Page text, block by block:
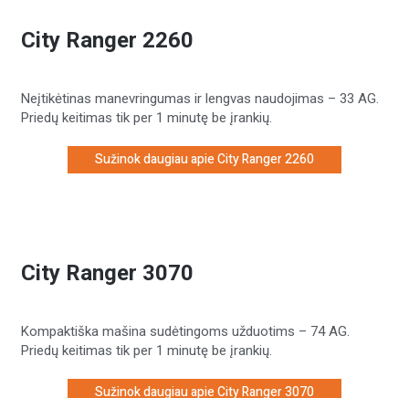
City Ranger 2260
Neįtikėtinas manevringumas ir lengvas naudojimas – 33 AG.
Priedų keitimas tik per 1 minutę be įrankių.
Sužinok daugiau apie City Ranger 2260
City Ranger 3070
Kompaktiška mašina sudėtingoms užduotims – 74 AG.
Priedų keitimas tik per 1 minutę be įrankių.
Sužinok daugiau apie City Ranger 3070